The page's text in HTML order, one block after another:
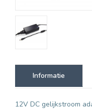
Informatie
12V DC gelijkstroom